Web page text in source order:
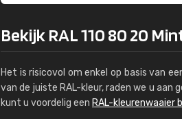
Bekijk RAL 110 80 20
Het is risicovol om enkel op basis van
van de juiste RAL-kleur, raden we u aan
kunt u voordelig een RAL-kleurenwaaier